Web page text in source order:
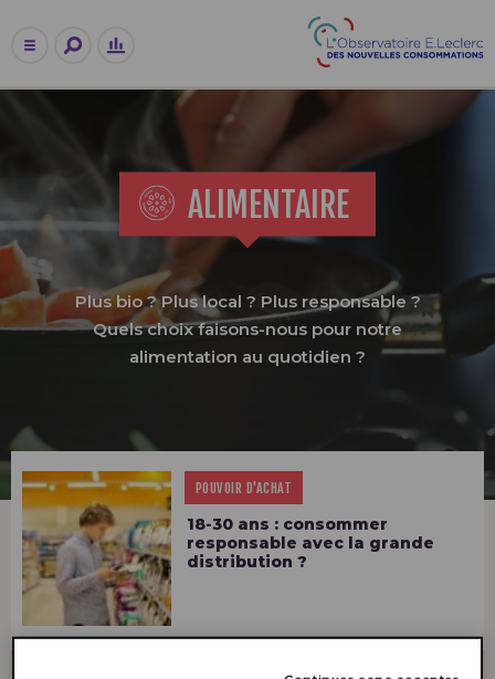
ALIMENTAIRE
Plus bio ? Plus local ? Plus responsable ?
Quels choix faisons-nous pour notre
alimentation au quotidien ?
POUVOIR D'ACHAT
18-30 ans : consommer
responsable avec la grande
distribution ?